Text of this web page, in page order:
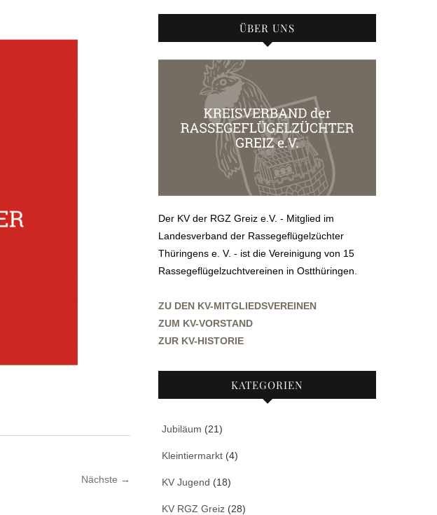
Nächste →
ÜBER UNS
Der KV der RGZ Greiz e.V. - Mitglied im
Landesverband der Rassegeflügelzüchter
Thüringens e. V. - ist die Vereinigung von 15
Rassegeflügelzuchtvereinen in Ostthüringen.
ZU DEN KV-MITGLIEDSVEREINEN
ZUM KV-VORSTAND
ZUR KV-HISTORIE
KATEGORIEN
Jubiläum (21)
Kleintiermarkt (4)
KV Jugend (18)
KV RGZ Greiz (28)